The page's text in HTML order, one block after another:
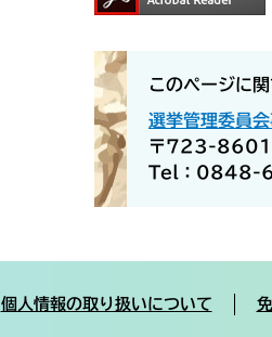
このページに
選挙管理委員
〒723-8601
Tel：0848-
個人情報の取り扱いについて